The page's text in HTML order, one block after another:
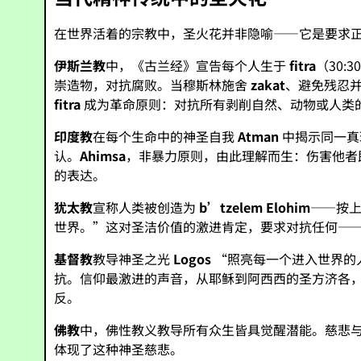
在世界活着的宗教中，圣火花并非隐喻——它是要求
伊斯兰教中，《古兰经》宣告每个人生于fitra （
崇造物，对抗腐败。当穆斯林施舍zakat、避免残忍
fitra 成为革命原则：对抗所有剥削自然、动物或人类
印度教在每个生命中的神圣自我Atman 中揭示同一
认。Ahimsa，非暴力原则，由此理解而生：伤害他
的表达。
犹太教宣称人类被创造为 b’tzelem Elohim——按上
世界。”这对圣洁价值的激进肯定，要求对抗任何
基督教教导神圣之光 Logos “照亮每一个进入世界
抗。信仰最激进的声音，从耶稣到阿西西的圣方济
反。
佛教中，佛性教义教导所有众生皆具觉醒潜能。慈
体现了这种神圣慈悲。